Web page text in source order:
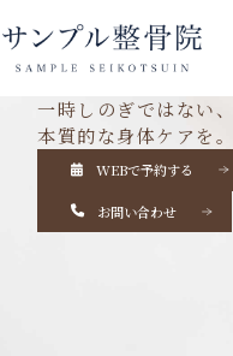
一時しのぎではない、
本質的な身体ケアを。
WEBで予約する
お問い合わせ